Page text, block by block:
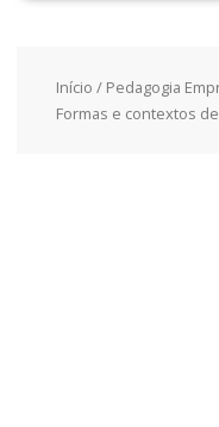
Início / Pedagogia
Formas e contextos